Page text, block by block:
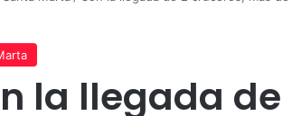
la llegada